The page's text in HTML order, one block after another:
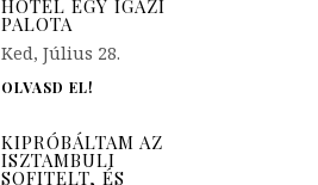
HOTEL EGY IGAZI
PALOTA
Ked, Július 28.
OLVASD EL!
KIPRÓBÁLTAM AZ
ISZTAMBULI
SOFITELT, ÉS